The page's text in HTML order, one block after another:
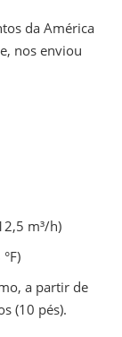
da América
nos enviou
m³/h)
a partir de
(10 pés).